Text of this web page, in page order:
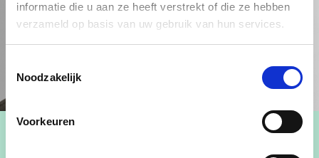
informatie die u aan ze heeft verstrekt of die ze hebben
verzameld op basis van uw gebruik van hun services.
Noodzakelijk
Voorkeuren